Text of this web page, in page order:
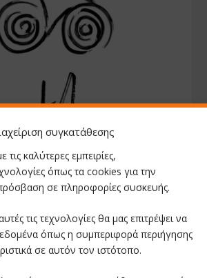
συγκατάθεσης
καλύτερες εμπειρίες,
όπως τα cookies για την
σε πληροφορίες συσκευής.
τις τεχνολογίες θα μας επιτρέψει να
όπως η συμπεριφορά περιήγησης
σε αυτόν τον ιστότοπο.